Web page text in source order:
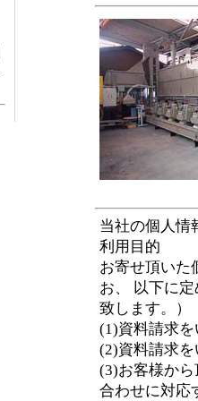
当社の個人情
利用目的
お寄せ頂いた
お、 以下に
致します。）
(1)資料請求
(2)資料請求
(3)お客様か
合わせに対応